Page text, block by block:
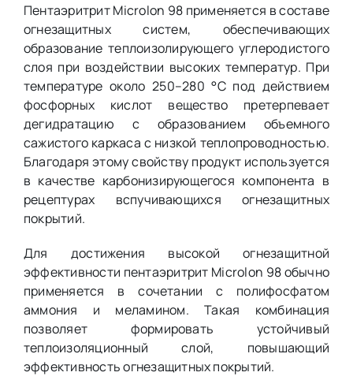
Пентаэритрит Microlon 98 применяется в составе
огнезащитных систем, обеспечивающих
образование теплоизолирующего углеродистого
слоя при воздействии высоких температур. При
температуре около 250–280 °C под действием
фосфорных кислот вещество претерпевает
дегидратацию с образованием объемного
сажистого каркаса с низкой теплопроводностью.
Благодаря этому свойству продукт используется
в качестве карбонизирующегося компонента в
рецептурах вспучивающихся огнезащитных
покрытий.
Для достижения высокой огнезащитной
эффективности пентаэритрит Microlon 98 обычно
применяется в сочетании с полифосфатом
аммония и меламином. Такая комбинация
позволяет формировать устойчивый
теплоизоляционный слой, повышающий
эффективность огнезащитных покрытий.